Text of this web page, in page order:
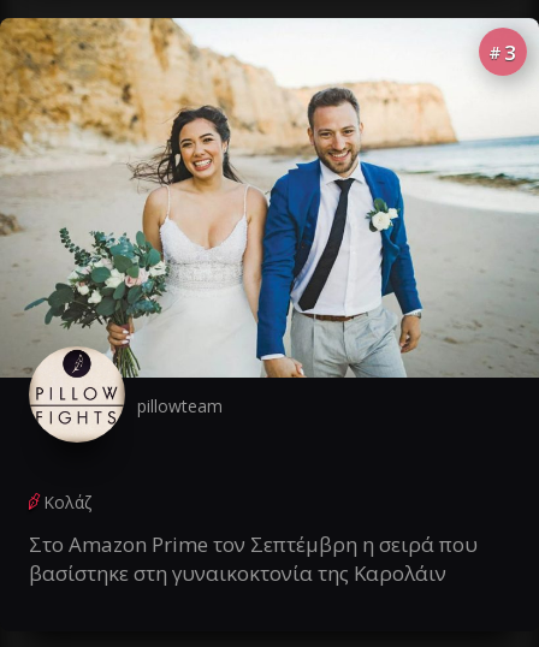
# 3
pillowteam
Κολάζ
Στο Amazon Prime τον Σεπτέμβρη η σειρά που
βασίστηκε στη γυναικοκτονία της Καρολάιν